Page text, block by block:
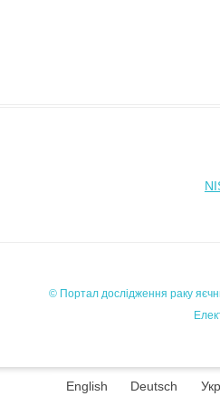
© Портал дослідження раку
English Deutsch